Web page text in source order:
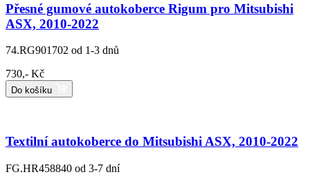
Přesné gumové autokoberce Rigum pro Mitsubishi
ASX, 2010-2022
74.RG901702 od 1-3 dnů
730,- Kč
Do košíku
Textilní autokoberce do Mitsubishi ASX, 2010-2022
FG.HR458840 od 3-7 dní